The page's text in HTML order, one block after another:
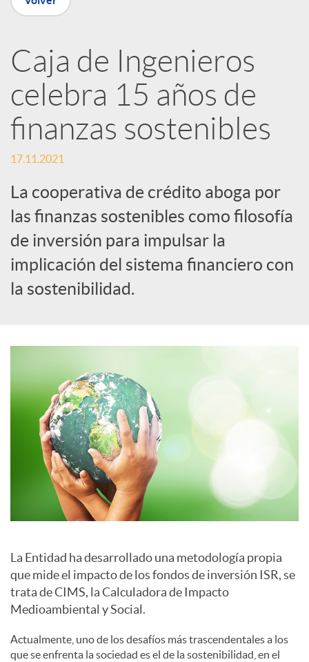
e
d
e
s
S
o
c
i
e
s
Caja de Ingenieros
celebra 15 años de
finanzas sostenibles
17.11.2021
La cooperativa de crédito aboga por
las finanzas sostenibles como filosofía
de inversión para impulsar la
implicación del sistema financiero con
la sostenibilidad.
La Entidad ha desarrollado una metodología propia
que mide el impacto de los fondos de inversión ISR, se
trata de CIMS, la Calculadora de Impacto
Medioambiental y Social.
Actualmente, uno de los desafíos más trascendentales a los
que se enfrenta la sociedad es el de la sostenibilidad, en el